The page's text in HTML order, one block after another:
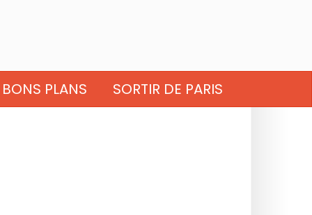
BONS PLANS SORTIR DE PARIS